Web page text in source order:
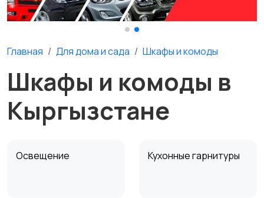
Главная Для дома и cада Шкафы и комоды
Шкафы и комоды в
Кыргызстане
Освещение Кухонные гарнитуры